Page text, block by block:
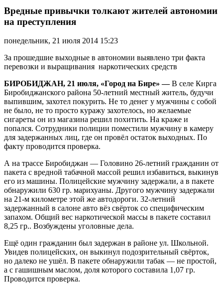
привычки
толкают
жителей
на
Вредные привычки толкают жителей автономии
на преступления
понедельник, 21 июля 2014 15:23
За прошедшие выходные в автономии выявлено три факта
перевозки и выращивания наркотических средств
БИРОБИДЖАН, 21 июля, «Город на Бире» —В селе Кирга
Биробиджанского района 50-летний местный житель, будучи
выпившим, захотел покурить. Не то денег у мужчины с собой
не было, не то просто куражу захотелось, но желаемые
сигареты он из магазина решил похитить. На краже и
попался. Сотрудники полиции поместили мужчину в камеру
для задержанных лиц, где он провёл остаток выходных. По
факту проводится проверка.
А на трассе Биробиджан — Головино 26-летний гражданин от
пакета с вредной табачной массой решил избавиться, выкинув
его из машины. Полицейские мужчину задержали, а в пакете
обнаружили 630 гр. марихуаны. Другого мужчину задержали
на 21-м километре этой же автодороги. 32-летний
задержанный в салоне авто вёз свёрток со специфическим
запахом. Общий вес наркотической массы в пакете составил
8,25 гр.. Возбуждены уголовные дела.
Ещё один гражданин был задержан в районе ул. Школьной.
Увидев полицейских, он выкинул подозрительный свёрток,
но далеко не ушёл. В пакете обнаружили табак — не простой,
а с гашишным маслом, доля которого составила 1,07 гр.
Проводится проверка.